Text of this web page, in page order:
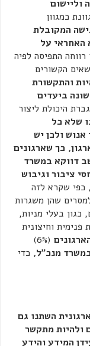
וליישום
כמגוון
הגישה המקובלת
האחראי על
רווחה התפיסה לפיה
הקשורים
והתקשורת
ביעדים
היכולת ליצור
שלא כל
ולכן יש
כך שארגונים
דווקא במשרד
ציבור וגיבוש
כפי שקרא לזה
שהן משגרות
כגון בעלי מניות,
וחיצונית
(6%)
מנכ"ל, כדי
השתנו גם
ולהיות מתקשר
המידע והידע